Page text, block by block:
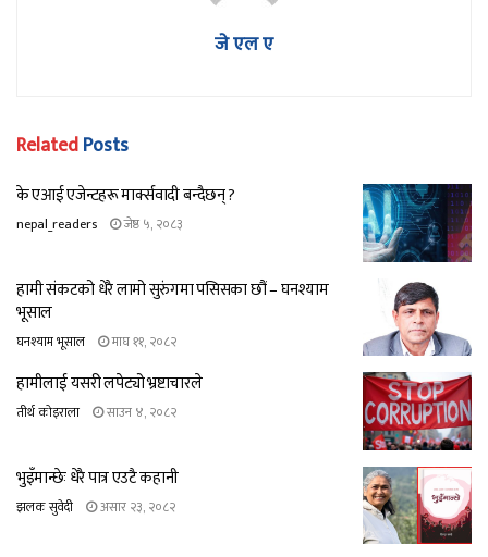
जे एल ए
RelatedPosts
के एआई एजेन्टहरू मार्क्सवादी बन्दैछन् ?
nepal_readers जेष्ठ ५, २०८३
हामी संकटको धेरै लामो सुरुंगमा पसिसका छौं – घनश्याम
भूसाल
घनश्याम भूसाल माघ ११, २०८२
हामीलाई यसरी लपेट्यो भ्रष्टाचारले
तीर्थ कोइराला साउन ४, २०८२
भुइँमान्छेः धेरै पात्र एउटै कहानी
झलक सुवेदी असार २३, २०८२